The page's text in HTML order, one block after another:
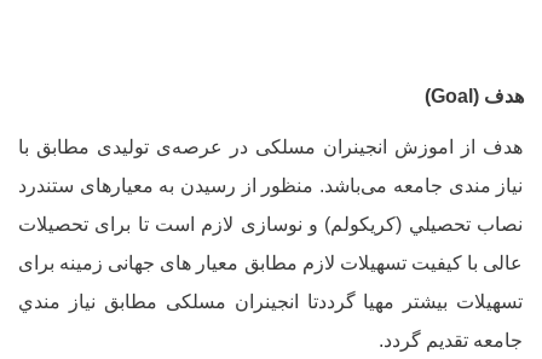
(
Goal
)
از اموزش انجینران مسلکی در عرصهی تولیدی مطابق با
مندی جامعه میباشد. منظور از رسیدن به معیارهای ستندرد
تحصيلي (کریکولم) و نوسازی لازم است تا برای تحصیلات
با کیفیت تسهیلات لازم مطابق معیار های جهانی زمینه برای
بیشتر مهیا گرددتا انجینران مسلکی مطابق نیاز مندي
تقدیم گردد.